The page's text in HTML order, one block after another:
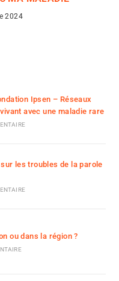
2024
Ipsen – Réseaux
avec une maladie rare
les troubles de la parole
ou dans la région ?